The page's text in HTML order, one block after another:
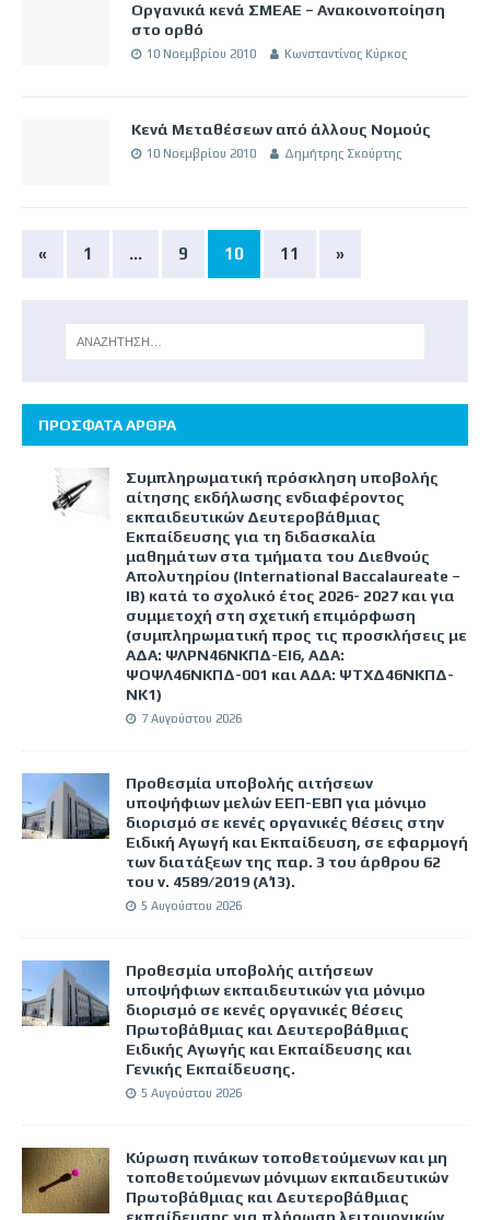
Οργανικά κενά ΣΜΕΑΕ – Ανακοινοποίηση
στο ορθό
10 Νοεμβρίου 2010 Κωνσταντίνος Κύρκος
Κενά Μεταθέσεων από άλλους Νομούς
10 Νοεμβρίου 2010 Δημήτρης Σκούρτης
« 1 … 9 10 11 »
ΠΡΟΣΦΑΤΑ ΑΡΘΡΑ
Συμπληρωματική πρόσκληση υποβολής
αίτησης εκδήλωσης ενδιαφέροντος
εκπαιδευτικών Δευτεροβάθμιας
Εκπαίδευσης για τη διδασκαλία
μαθημάτων στα τμήματα του Διεθνούς
Απολυτηρίου (International Baccalaureate –
IB) κατά το σχολικό έτος 2026- 2027 και για
συμμετοχή στη σχετική επιμόρφωση
(συμπληρωματική προς τις προσκλήσεις με
ΑΔΑ: ΨΛΡΝ46ΝΚΠΔ-ΕΙ6, ΑΔΑ:
ΨΟΨΛ46ΝΚΠΔ-001 και ΑΔΑ: ΨΤΧΔ46ΝΚΠΔ-
ΝΚ1)
7 Αυγούστου 2026
Προθεσμία υποβολής αιτήσεων
υποψήφιων μελών ΕΕΠ-ΕΒΠ για μόνιμο
διορισμό σε κενές οργανικές θέσεις στην
Ειδική Αγωγή και Εκπαίδευση, σε εφαρμογή
των διατάξεων της παρ. 3 του άρθρου 62
του ν. 4589/2019 (Α΄13).
5 Αυγούστου 2026
Προθεσμία υποβολής αιτήσεων
υποψήφιων εκπαιδευτικών για μόνιμο
διορισμό σε κενές οργανικές θέσεις
Πρωτοβάθμιας και Δευτεροβάθμιας
Ειδικής Αγωγής και Εκπαίδευσης και
Γενικής Εκπαίδευσης.
5 Αυγούστου 2026
Κύρωση πινάκων τοποθετούμενων και μη
τοποθετούμενων μόνιμων εκπαιδευτικών
Πρωτοβάθμιας και Δευτεροβάθμιας